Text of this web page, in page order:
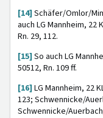
[14] Schäfer/Omlor/
auch LG Mannheim, 22
Rn. 29, 112.
[15] So auch LG
50512, Rn. 109 ff.
[16] LG Mannheim, 22
123; Schwennicke/
Schwennicke/